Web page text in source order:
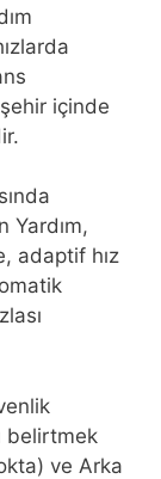
içinde
Yardım,
adaptif hız
belirtmek
ve Arka